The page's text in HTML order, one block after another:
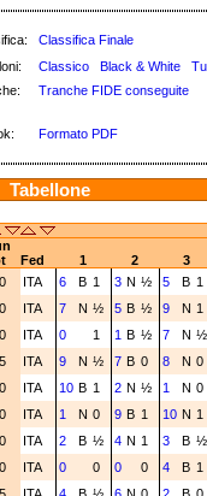
Classifica Finale
Classico Black & White
Tranche FIDE conseguite
Formato PDF
Tabellone
Fed 1 2 3
ITA 6 B 1 3 N ½ 5 B 1
ITA 7 N ½ 5 B ½ 9 N 1
ITA 0 1 1 B ½ 7 N ½
ITA 9 N ½ 7 B 0 8 N 0
ITA 10 B 1 2 N ½ 1 N 0
ITA 1 N 0 9 B 1 10 N 1
ITA 2 B ½ 4 N 1 3 B ½
ITA 0 0 0 0 4 B 1